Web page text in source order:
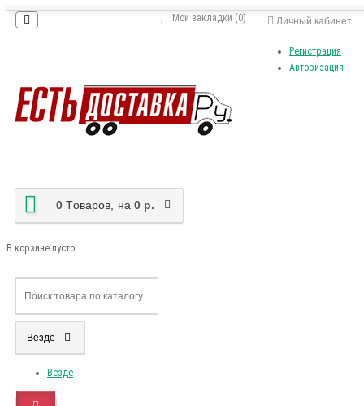
Личный кабинет
Регистрация
Авторизация
Мои закладки (0)
0 Tоваров, на 0 р.
В корзине пусто!
Везде
Везде